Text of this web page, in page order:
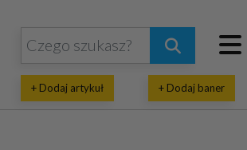
+ Dodaj artykuł + Dodaj baner